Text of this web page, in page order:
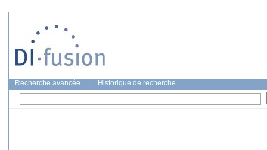
Recherche avancée Historique de recherche